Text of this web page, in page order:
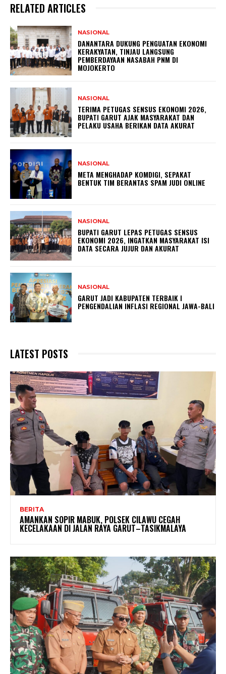
RELATED ARTICLES
NASIONAL
DANANTARA DUKUNG PENGUATAN EKONOMI
KERAKYATAN, TINJAU LANGSUNG
PEMBERDAYAAN NASABAH PNM DI
MOJOKERTO
NASIONAL
TERIMA PETUGAS SENSUS EKONOMI 2026,
BUPATI GARUT AJAK MASYARAKAT DAN
PELAKU USAHA BERIKAN DATA AKURAT
NASIONAL
META MENGHADAP KOMDIGI, SEPAKAT
BENTUK TIM BERANTAS SPAM JUDI ONLINE
NASIONAL
BUPATI GARUT LEPAS PETUGAS SENSUS
EKONOMI 2026, INGATKAN MASYARAKAT ISI
DATA SECARA JUJUR DAN AKURAT
NASIONAL
GARUT JADI KABUPATEN TERBAIK I
PENGENDALIAN INFLASI REGIONAL JAWA-BALI
LATEST POSTS
BERITA
AMANKAN SOPIR MABUK, POLSEK CILAWU CEGAH
KECELAKAAN DI JALAN RAYA GARUT–TASIKMALAYA